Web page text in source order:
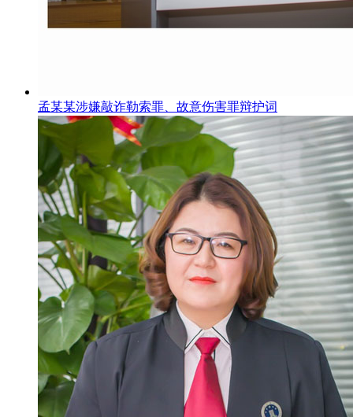
孟某某涉嫌敲诈勒索罪、故意伤害罪辩护词